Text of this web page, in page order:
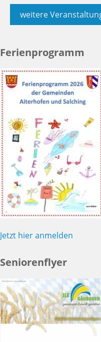
weitere
Ferienprogramm
Jetzt hier anmelden
Seniorenflyer